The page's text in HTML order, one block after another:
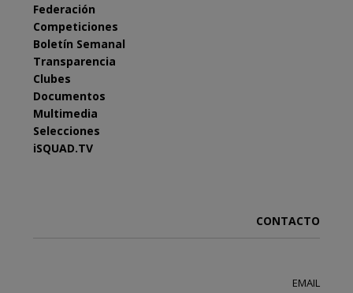
Federación
Competiciones
Boletín Semanal
Transparencia
Clubes
Documentos
Multimedia
Selecciones
iSQUAD.TV
CONTACTO
EMAIL